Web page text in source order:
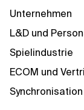
Unternehmen
L&D und
Spielindustrie
ECOM und
Synchronisation